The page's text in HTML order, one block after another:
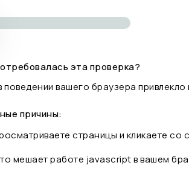
эта проверка?
поведении вашего браузера
причины:
страницы и кликаете
мешает работе javascript в вашем